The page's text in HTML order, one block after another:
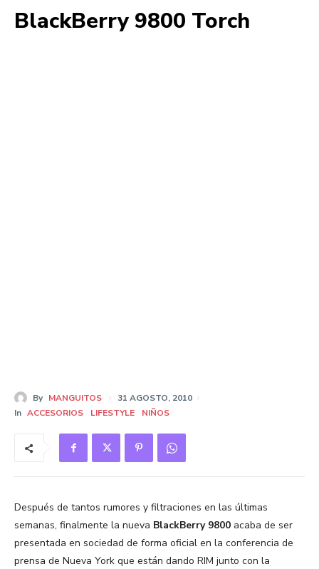
BlackBerry 9800 Torch
By MANGUITOS
31 AGOSTO, 2010
In ACCESORIOS LIFESTYLE NIÑOS
Después de tantos rumores y filtraciones en las últimas
semanas, finalmente la nueva BlackBerry 9800 acaba de ser
presentada en sociedad de forma oficial en la conferencia de
prensa de Nueva York que están dando RIM junto con la